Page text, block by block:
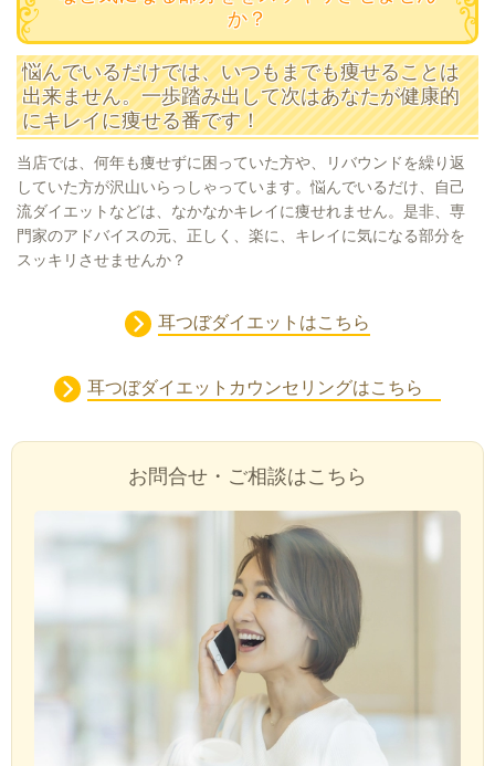
か？
悩んでいるだけでは、いつもまでも痩せることは
出来ません。一歩踏み出して次はあなたが健康的
にキレイに痩せる番です！
当店では、何年も痩せずに困っていた方や、リバウンドを繰り返
していた方が沢山いらっしゃっています。悩んでいるだけ、自己
流ダイエットなどは、なかなかキレイに痩せれません。是非、専
門家のアドバイスの元、正しく、楽に、キレイに気になる部分を
スッキリさせませんか？
耳つぼダイエットはこちら
耳つぼダイエットカウンセリングはこちら
お問合せ・ご相談はこちら